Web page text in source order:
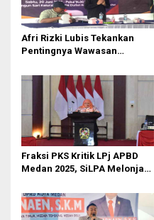
Afri Rizki Lubis Tekankan
Pentingnya Wawasan
Nilai Pancasila di Tengah Era
Fraksi PKS Kritik LPj APBD
Medan 2025, SiLPA Melonjak